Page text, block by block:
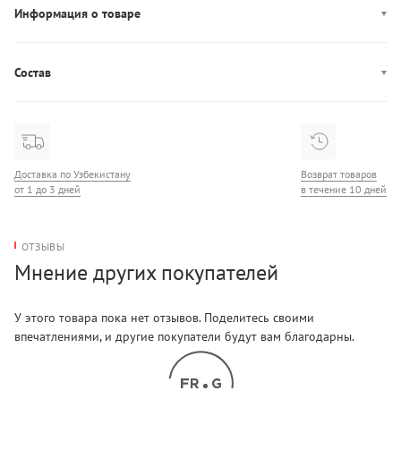
Информация о товаре
Состав
Доставка по Узбекистану
от 1 до 3 дней
Возврат товаров
в течение 10 дней
ОТЗЫВЫ
Мнение других покупателей
У этого товара пока нет отзывов. Поделитесь своими
впечатлениями, и другие покупатели будут вам благодарны.